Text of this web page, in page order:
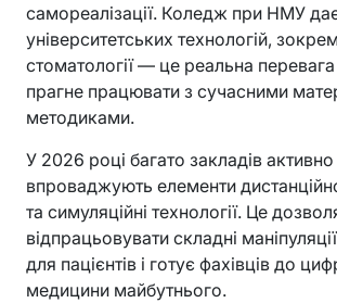
самореалізації. Коледж при НМУ
університетських технологій,
стоматології — це реальна
прагне працювати з сучасними
методиками.
У 2026 році багато закладів активно
впроваджують елементи
та симуляційні технології. Це
відпрацьовувати складні
для пацієнтів і готує фахівців до
медицини майбутнього.